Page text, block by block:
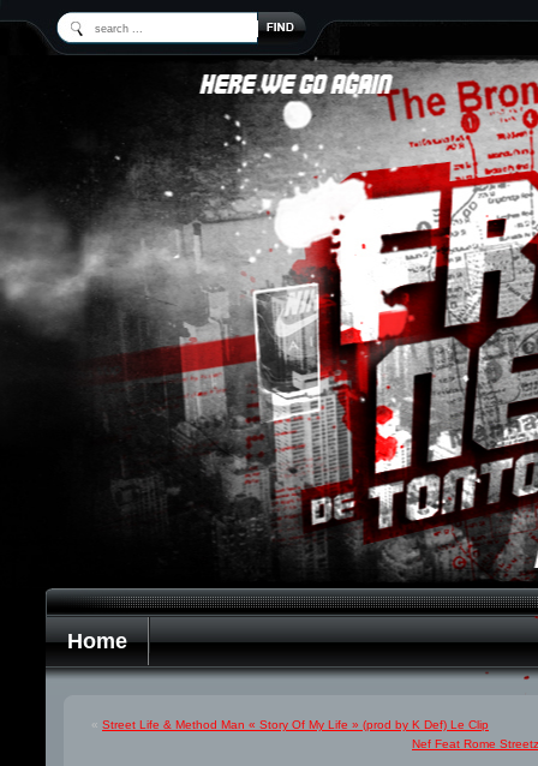
Home
« Street Life & Method Man « Story Of My Life » (prod by K Def) Le Clip
Nef Feat Rome